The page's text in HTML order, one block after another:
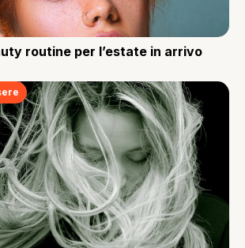
routine per l’estate in arrivo